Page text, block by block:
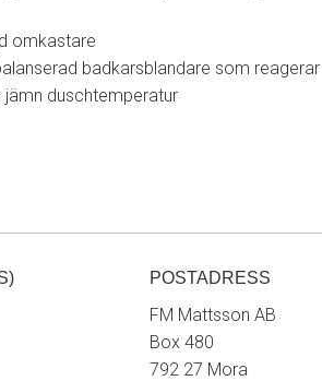
omkastare
badkarsblandare som
duschtemperatur
POSTADRESS
FM Mattsson AB
Box 480
792 27 Mora